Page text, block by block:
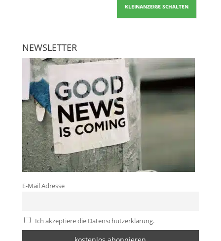
KLEINANZEIGE SCHALTEN
NEWSLETTER
E-Mail Adresse
Ich akzeptiere die Datenschutzerklärung.